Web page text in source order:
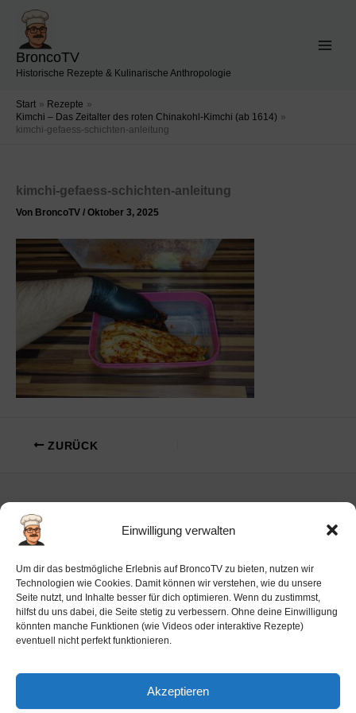
Einwilligung verwalten
Um dir das bestmögliche Erlebnis auf BroncoTV zu bieten, nutzen wir
Technologien wie Cookies. Damit können wir verstehen, wie du unsere
Seite nutzt, und Inhalte besser für dich optimieren. Wenn du zustimmst,
hilfst du uns dabei, die Seite stetig zu verbessern. Ohne deine Einwilligung
könnten manche Funktionen (wie Videos oder interaktive Rezepte)
eventuell nicht perfekt funktionieren.
Akzeptieren
Inhalt
springen
BroncoTV
Historische Rezepte & Kulinarische Anthropologie
Start
Rezepte
Kimchi – Das Zeitalter des roten Chinakohl-Kimchi (ab 1614)
kimchi-gefaess-schichten-anleitung
kimchi-gefaess-schichten-anleitung
Von BroncoTV / Oktober 3, 2025
ZURÜCK
Datenschutz-Haftung
Cookie-Richtlinie (EU)
Barrierefreiheit